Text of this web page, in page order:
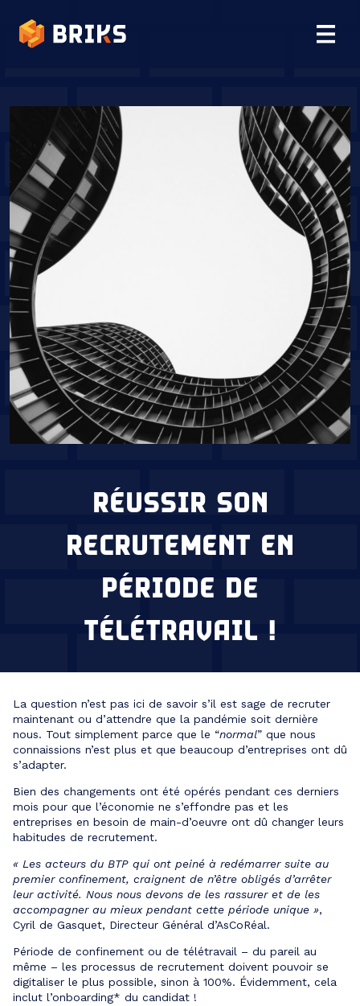
RÉUSSIR SON
RECRUTEMENT EN
PÉRIODE DE
TÉLÉTRAVAIL !
La question n’est pas ici de savoir s’il est sage de recruter
maintenant ou d’attendre que la pandémie soit dernière
nous. Tout simplement parce que le “normal” que nous
connaissions n’est plus et que beaucoup d’entreprises ont dû
s’adapter.
Bien des changements ont été opérés pendant ces derniers
mois pour que l’économie ne s’effondre pas et les
entreprises en besoin de main-d’oeuvre ont dû changer leurs
habitudes de recrutement.
« Les acteurs du BTP qui ont peiné à redémarrer suite au
premier confinement, craignent de n’être obligés d’arrêter
leur activité. Nous nous devons de les rassurer et de les
accompagner au mieux pendant cette période unique »,
Cyril de Gasquet, Directeur Général d’AsCoRéal.
Période de confinement ou de télétravail – du pareil au
même – les processus de recrutement doivent pouvoir se
digitaliser le plus possible, sinon à 100%. Évidemment, cela
inclut l’onboarding* du candidat !